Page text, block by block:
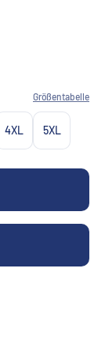
Größentabelle
4XL 5XL